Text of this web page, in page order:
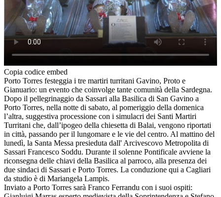
Copia codice embed
Porto Torres festeggia i tre martiri turritani Gavino, Proto e
Gianuario: un evento che coinvolge tante comunità della Sardegna.
Dopo il pellegrinaggio da Sassari alla Basilica di San Gavino a
Porto Torres, nella notte di sabato, al pomeriggio della domenica
l’altra, suggestiva processione con i simulacri dei Santi Martiri
Turritani che, dall’ipogeo della chiesetta di Balai, vengono riportati
in città, passando per il lungomare e le vie del centro. Al mattino del
lunedì, la Santa Messa presieduta dall' Arcivescovo Metropolita di
Sassari Francesco Soddu. Durante il solenne Pontificale avviene la
riconsegna delle chiavi della Basilica al parroco, alla presenza dei
due sindaci di Sassari e Porto Torres. La conduzione qui a Cagliari
da studio è di Mariangela Lampis.
Inviato a Porto Torres sarà Franco Ferrandu con i suoi ospiti: